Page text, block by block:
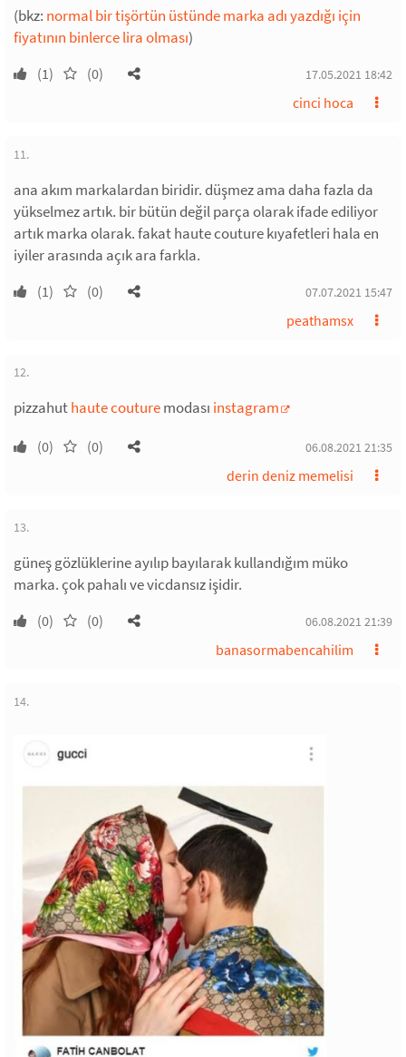
(bkz: normal bir tişörtün üstünde marka adı yazdığı için
fiyatının binlerce lira olması)
(1) (0) 17.05.2021 18:42
cinci hoca
11.
ana akım markalardan biridir. düşmez ama daha fazla da
yükselmez artık. bir bütün değil parça olarak ifade ediliyor
artık marka olarak. fakat haute couture kıyafetleri hala en
iyiler arasında açık ara farkla.
(1) (0) 07.07.2021 15:47
peathamsx
12.
pizzahuthaute couturemodası instagram
(0) (0) 06.08.2021 21:35
derin deniz memelisi
13.
güneş gözlüklerine ayılıp bayılarak kullandığım müko
marka. çok pahalı ve vicdansız işidir.
(0) (0) 06.08.2021 21:39
banasormabencahilim
14.